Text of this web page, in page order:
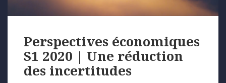
Perspectives économiques
S1 2020 | Une réduction
des incertitudes